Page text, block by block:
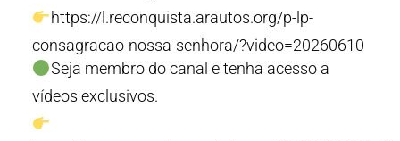
https://l.reconquista.arautos.org/p-lp-
consagracao-nossa-senhora/?video=20260610
Seja membro do canal e tenha acesso a
vídeos exclusivos.